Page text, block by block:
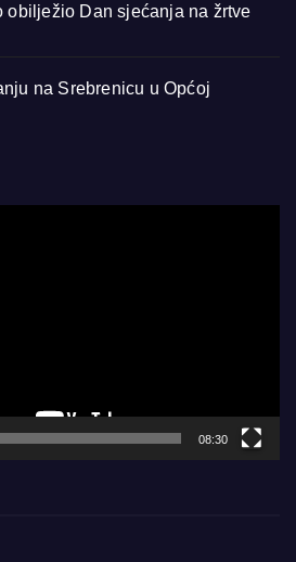
obilježio Dan sjećanja na žrtve
na Srebrenicu u Općoj
08:30